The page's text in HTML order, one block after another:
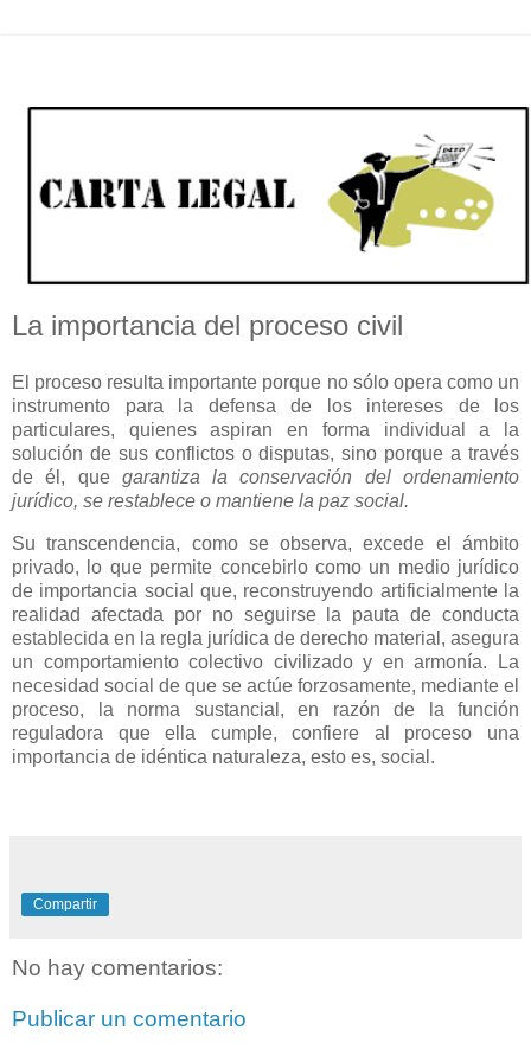
La importancia del proceso civil
El proceso resulta importante porque no sólo opera como un
instrumento para la defensa de los intereses de los
particulares, quienes aspiran en forma individual a la
solución de sus conflictos o disputas, sino porque a través
de él, que garantiza la conservación del ordenamiento
jurídico, se restablece o mantiene la paz social.
Su transcendencia, como se observa, excede el ámbito
privado, lo que permite concebirlo como un medio jurídico
de importancia social que, reconstruyendo artificialmente la
realidad afectada por no seguirse la pauta de conducta
establecida en la regla jurídica de derecho material, asegura
un comportamiento colectivo civilizado y en armonía. La
necesidad social de que se actúe forzosamente, mediante el
proceso, la norma sustancial, en razón de la función
reguladora que ella cumple, confiere al proceso una
importancia de idéntica naturaleza, esto es, social.
Compartir
No hay comentarios:
Publicar un comentario